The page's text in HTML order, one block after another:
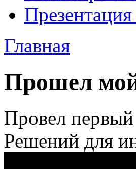
Главная
Прошел
Провел
Решений для